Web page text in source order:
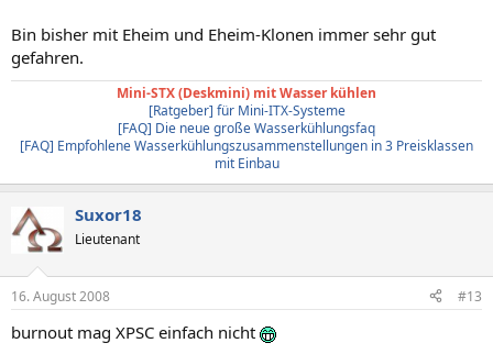
Bin bisher mit Eheim und Eheim-Klonen immer sehr gut
gefahren.
Mini-STX (Deskmini) mit Wasser kühlen
[Ratgeber] für Mini-ITX-Systeme
[FAQ] Die neue große Wasserkühlungsfaq
[FAQ] Empfohlene Wasserkühlungszusammenstellungen in 3 Preisklassen
mit Einbau
Suxor18
Lieutenant
16. August 2008 #13
burnout mag XPSC einfach nicht